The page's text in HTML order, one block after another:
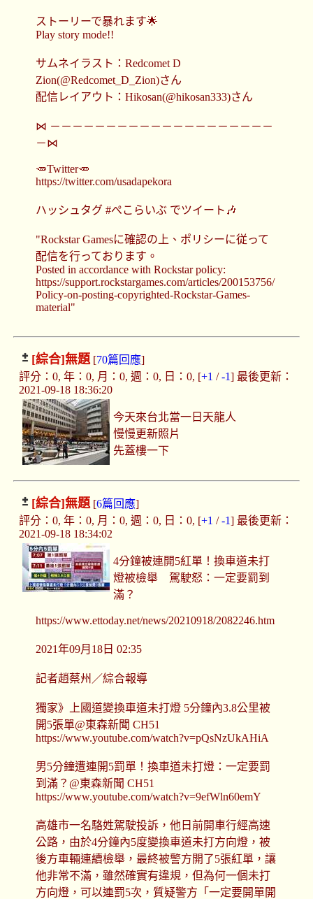
ストーリーで暴れます🌟
Play story mode!!
サムネイラスト：Redcomet D
Zion(@Redcomet_D_Zion)さん
配信レイアウト：Hikosan(@hikosan333)さん
⋈ －－－－－－－－－－－－－－－－－－－－
－⋈
🥕Twitter🥕
https://twitter.com/usadapekora
ハッシュタグ #ぺこらいぶ でツイート🎶
"Rockstar Gamesに確認の上、ポリシーに従って
配信を行っております。
Posted in accordance with Rockstar policy:
https://support.rockstargames.com/articles/200153756/
Policy-on-posting-copyrighted-Rockstar-Games-
material"
[綜合]無題[70篇回應]
評分：0, 年：0, 月：0, 週：0, 日：0, [+1 /-1] 最後更新：
2021-09-18 18:36:20
今天來台北當一日天龍人
慢慢更新照片
先蓋樓一下
[綜合]無題[6篇回應]
評分：0, 年：0, 月：0, 週：0, 日：0, [+1 /-1] 最後更新：
2021-09-18 18:34:02
4分鐘被連開5紅單！換車道未打
燈被檢舉 駕駛怒：一定要罰到
滿？
https://www.ettoday.net/news/20210918/2082246.htm
2021年09月18日 02:35
記者趙蔡州／綜合報導
獨家》上國道變換車道未打燈 5分鐘內3.8公里被
開5張單@東森新聞 CH51
https://www.youtube.com/watch?v=pQsNzUkAHiA
男5分鐘遭連開5罰單！換車道未打燈：一定要罰
到滿？@東森新聞 CH51
https://www.youtube.com/watch?v=9efWln60emY
高雄市一名駱姓駕駛投訴，他日前開車行經高速
公路，由於4分鐘內5度變換車道未打方向燈，被
後方車輛連續檢舉，最終被警方開了5張紅單，讓
他非常不滿，雖然確實有違規，但為何一個未打
方向燈，可以連罰5次，質疑警方「一定要開單開